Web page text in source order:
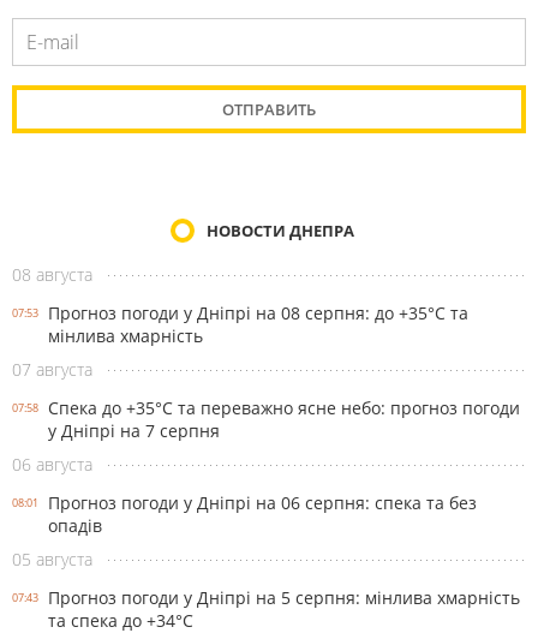
НОВОСТИ ДНЕПРА
08 августа
07:53
Прогноз погоди у Дніпрі на 08 серпня: до +35°C та
мінлива хмарність
07 августа
07:58
Спека до +35°С та переважно ясне небо: прогноз погоди
у Дніпрі на 7 серпня
06 августа
08:01
Прогноз погоди у Дніпрі на 06 серпня: спека та без
опадів
05 августа
07:43
Прогноз погоди у Дніпрі на 5 серпня: мінлива хмарність
та спека до +34°С